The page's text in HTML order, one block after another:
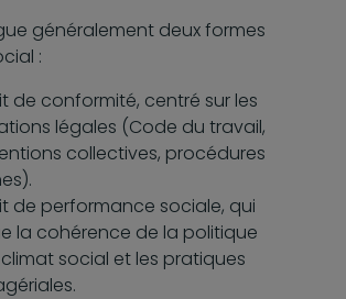
généralement deux formes
:
de conformité, centré sur les
légales (Code du travail,
collectives, procédures
de performance sociale, qui
la cohérence de la politique
climat social et les pratiques